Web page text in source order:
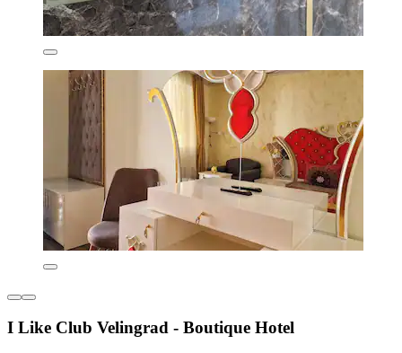
I Like Club Velingrad - Boutique Hotel